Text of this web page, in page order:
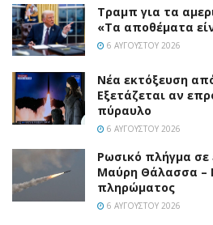
Τραμπ για τα
«Τα αποθέματα
6 ΑΥΓΟΎΣΤΟΥ 2026
Νέα εκτόξευση
Εξετάζεται αν
πύραυλο
6 ΑΥΓΟΎΣΤΟΥ 2026
Ρωσικό πλήγμα σε
Μαύρη Θάλασσα –
πληρώματος
6 ΑΥΓΟΎΣΤΟΥ 2026